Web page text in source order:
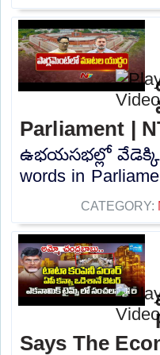
Parliament |
ఉభయసభల్లో
words in
CATEGORY:
Says The